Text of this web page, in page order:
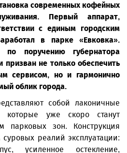
современных кофейных
Первый аппарат,
с единым городским
в парке «Евковка».
по поручению губернатора
призван не только обеспечить
сервисом, но и гармонично
облик города.
собой лаконичные
которые уже скоро станут
парковых зон. Конструкция
суровых реалий эксплуатации:
усиленное остекление,